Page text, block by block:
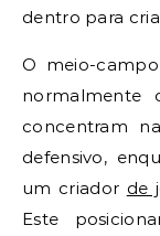
dentro para
O meio-
normalmente
concentram
defensivo,
um criador de
Este